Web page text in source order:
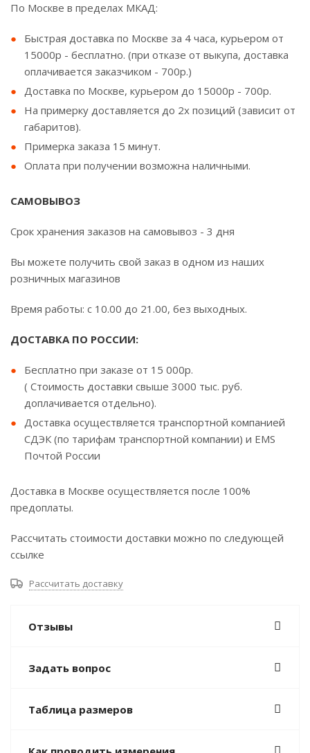
По Москве в пределах МКАД:
Быстрая доставка по Москве за 4 часа, курьером от
15000р - бесплатно. (при отказе от выкупа, доставка
оплачивается заказчиком - 700р.)
Доставка по Москве, курьером до 15000р - 700р.
На примерку доставляется до 2х позиций (зависит от
габаритов).
Примерка заказа 15 минут.
Оплата при получении возможна наличными.
САМОВЫВОЗ
Срок хранения заказов на самовывоз - 3 дня
Вы можете получить свой заказ в одном из наших
розничных магазинов
Время работы: с 10.00 до 21.00, без выходных.
ДОСТАВКА ПО РОССИИ:
Бесплатно при заказе от 15 000р.
( Стоимость доставки свыше 3000 тыс. руб.
доплачивается отдельно).
Доставка осуществляется транспортной компанией
СДЭК (по тарифам транспортной компании) и EMS
Почтой России
Доставка в Москве осуществляется после 100%
предоплаты.
Рассчитать стоимости доставки можно по следующей
ссылке
Рассчитать доставку
Отзывы
Задать вопрос
Таблица размеров